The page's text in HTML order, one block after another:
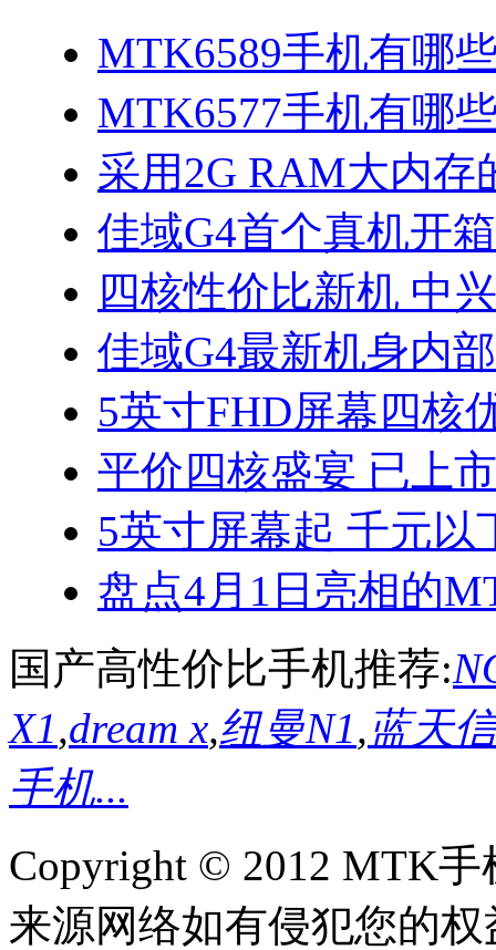
MTK6589手机有哪
MTK6577手机有哪
采用2G RAM大内存
佳域G4首个真机开
四核性价比新机 中
佳域G4最新机身内
5英寸FHD屏幕四核
平价四核盛宴 已上
5英寸屏幕起 千元以
盘点4月1日亮相的
国产高性价比手机推荐:
X1,dream x,纽曼N1,蓝天
手机...
Copyright © 2012 MTK
来源网络如有侵犯您的